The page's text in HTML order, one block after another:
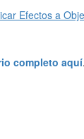
Efectos a
completo aquí.